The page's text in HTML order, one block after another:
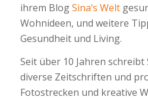
ihrem BlogSina‘s Welt
Wohnideen, und weitere
Gesundheit und Living.
Seit über 10 Jahren
diverse Zeitschriften und
Fotostrecken und kreative